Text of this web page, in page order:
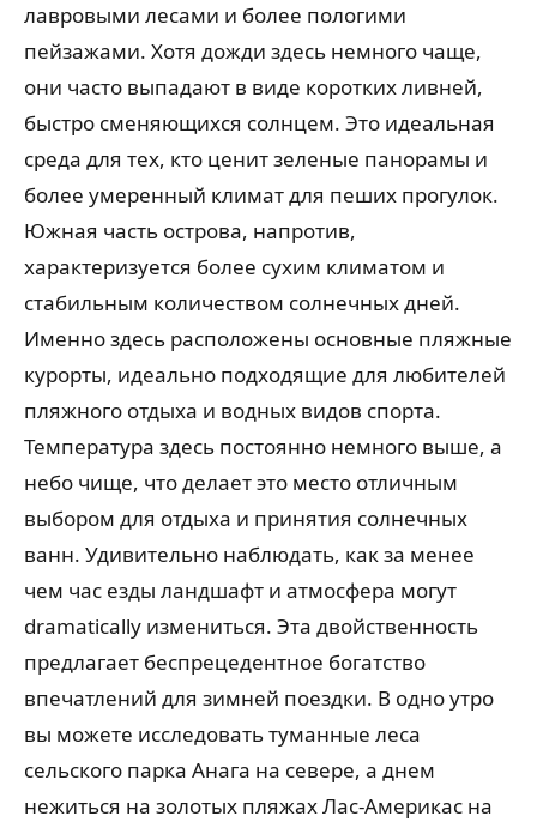
лавровыми лесами и более пологими
пейзажами. Хотя дожди здесь немного чаще,
они часто выпадают в виде коротких ливней,
быстро сменяющихся солнцем. Это идеальная
среда для тех, кто ценит зеленые панорамы и
более умеренный климат для пеших прогулок.
Южная часть острова, напротив,
характеризуется более сухим климатом и
стабильным количеством солнечных дней.
Именно здесь расположены основные пляжные
курорты, идеально подходящие для любителей
пляжного отдыха и водных видов спорта.
Температура здесь постоянно немного выше, а
небо чище, что делает это место отличным
выбором для отдыха и принятия солнечных
ванн. Удивительно наблюдать, как за менее
чем час езды ландшафт и атмосфера могут
dramatically измениться. Эта двойственность
предлагает беспрецедентное богатство
впечатлений для зимней поездки. В одно утро
вы можете исследовать туманные леса
сельского парка Анага на севере, а днем ​​
нежиться на золотых пляжах Лас-Америкас на